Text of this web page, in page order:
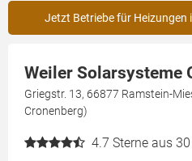
Jetzt Betriebe für Heizungen
Weiler Solarsysteme
Griegstr. 13, 66877 Ramstein-
Cronenberg)
4.7 Sterne aus